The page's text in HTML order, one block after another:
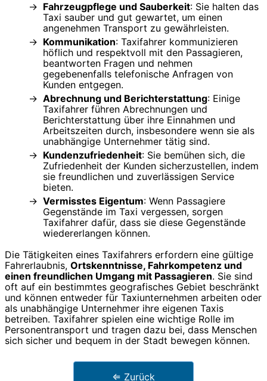
Fahrzeugpflege und Sauberkeit: Sie halten das
Taxi sauber und gut gewartet, um einen
angenehmen Transport zu gewährleisten.
Kommunikation: Taxifahrer kommunizieren
höflich und respektvoll mit den Passagieren,
beantworten Fragen und nehmen
gegebenenfalls telefonische Anfragen von
Kunden entgegen.
Abrechnung und Berichterstattung: Einige
Taxifahrer führen Abrechnungen und
Berichterstattung über ihre Einnahmen und
Arbeitszeiten durch, insbesondere wenn sie als
unabhängige Unternehmer tätig sind.
Kundenzufriedenheit: Sie bemühen sich, die
Zufriedenheit der Kunden sicherzustellen, indem
sie freundlichen und zuverlässigen Service
bieten.
Vermisstes Eigentum: Wenn Passagiere
Gegenstände im Taxi vergessen, sorgen
Taxifahrer dafür, dass sie diese Gegenstände
wiedererlangen können.
Die Tätigkeiten eines Taxifahrers erfordern eine gültige
Fahrerlaubnis, Ortskenntnisse, Fahrkompetenz und
einen freundlichen Umgang mit Passagieren. Sie sind
oft auf ein bestimmtes geografisches Gebiet beschränkt
und können entweder für Taxiunternehmen arbeiten oder
als unabhängige Unternehmer ihre eigenen Taxis
betreiben. Taxifahrer spielen eine wichtige Rolle im
Personentransport und tragen dazu bei, dass Menschen
sich sicher und bequem in der Stadt bewegen können.
⇐ Zurück